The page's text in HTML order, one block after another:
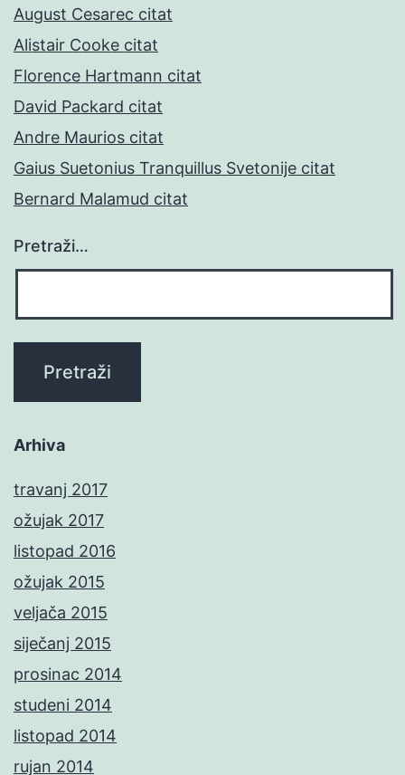
August Cesarec citat
Alistair Cooke citat
Florence Hartmann citat
David Packard citat
Andre Maurios citat
Gaius Suetonius Tranquillus Svetonije citat
Bernard Malamud citat
Pretraži…
Arhiva
travanj 2017
ožujak 2017
listopad 2016
ožujak 2015
veljača 2015
siječanj 2015
prosinac 2014
studeni 2014
listopad 2014
rujan 2014